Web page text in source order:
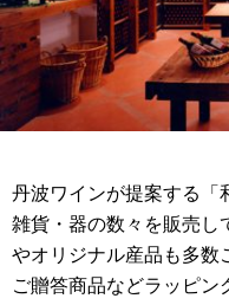
丹波ワインが提案する「
雑貨・器の数々を販売し
やオリジナル産品も多数
ご贈答商品などラッピン